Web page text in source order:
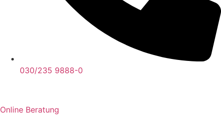
030/235 9888-0
Online Beratung